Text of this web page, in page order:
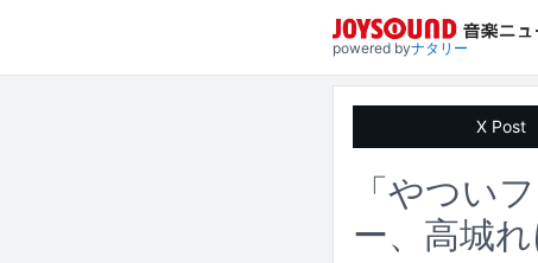
powered byナタリー
X Post
「やつい
ー、高城